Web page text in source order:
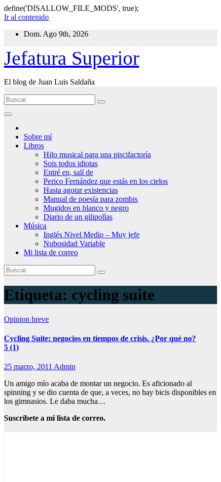
define('DISALLOW_FILE_MODS', true);
Ir al contenido
Dom. Ago 9th, 2026
Jefatura Superior
El blog de Juan Luis Saldaña
Sobre mí
Libros
Hilo musical para una piscifactoría
Sois todos idiotas
Entré en, salí de
Perico Fernández que estás en los cielos
Hasta agotar existencias
Manual de poesía para zombis
Mugidos en blanco y negro
Diario de un gilipollas
Música
Inglés Nivel Medio – Muy jefe
Nubosidad Variable
Mi lista de correo
Etiqueta: cycling suite
Opinion breve
Cycling Suite: negocios en tiempos de crisis. ¿Por qué no?
5 (1)
25 marzo, 2011 Admin
Un amigo mío acaba de montar un negocio. Es aficionado al
spinning y se dio cuenta de que, a veces, no hay bicis disponibles en
los gimnasios. Le daba mucha…
Suscríbete a mi lista de correo.